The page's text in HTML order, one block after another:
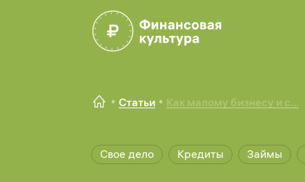
Статьи Как малому бизнесу и с...
Свое дело Кредиты Займы